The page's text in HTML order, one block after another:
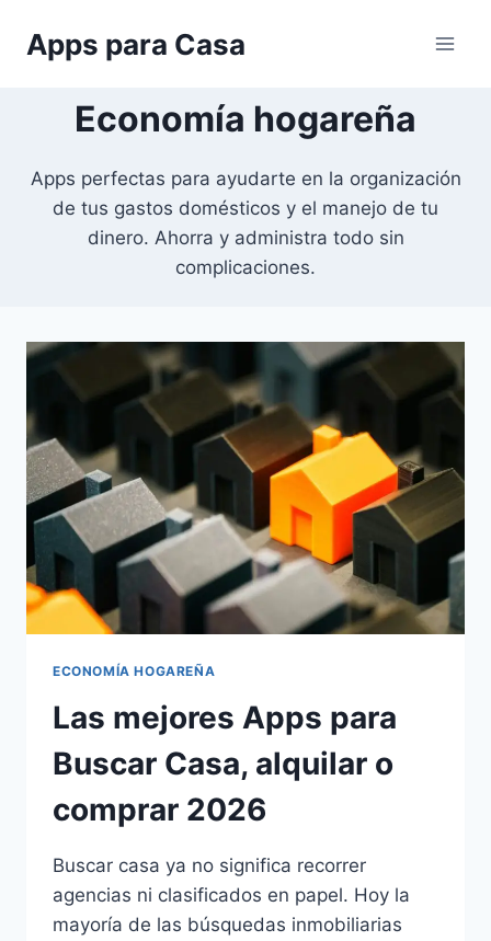
Apps para Casa
Economía hogareña
Apps perfectas para ayudarte en la organización
de tus gastos domésticos y el manejo de tu
dinero. Ahorra y administra todo sin
complicaciones.
ECONOMÍA HOGAREÑA
Las mejores Apps para
Buscar Casa, alquilar o
comprar 2026
Buscar casa ya no significa recorrer
agencias ni clasificados en papel. Hoy la
mayoría de las búsquedas inmobiliarias